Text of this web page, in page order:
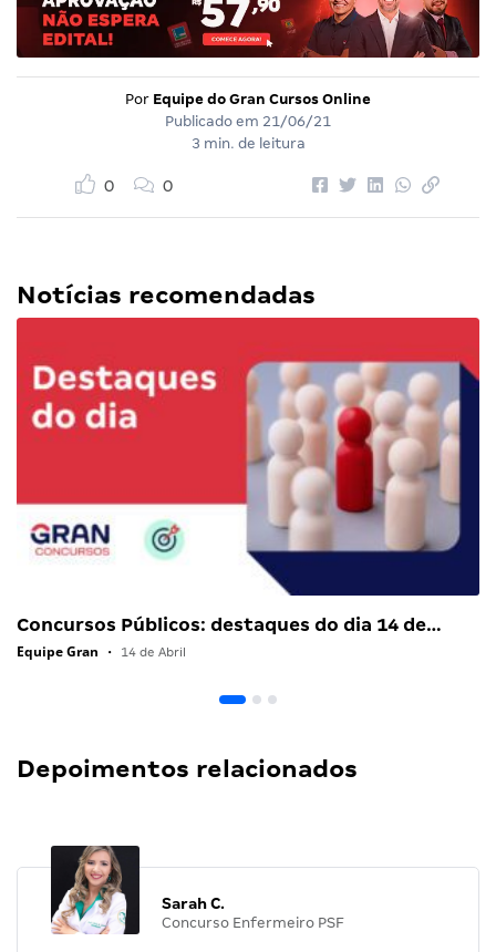
Por Equipe do Gran Cursos Online
Publicado em 21/06/21
3 min. de leitura
0 0
Notícias recomendadas
Concursos Públicos: destaques do dia 14 de…
Equipe Gran • 14 de Abril
Depoimentos relacionados
Sarah C.
Concurso Enfermeiro PSF